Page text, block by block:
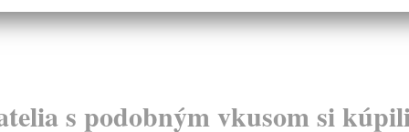
s podobným vkusom si